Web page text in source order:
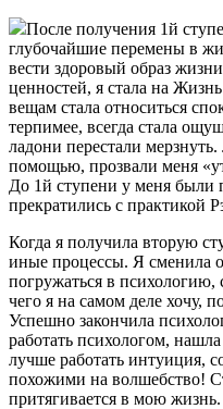
После получения 1й
глубочайшие перемены в
вести здоровый образ
ценностей, я стала на
вещам стала относиться
терпимее, всегда стала
ладони перестали
помощью, прозвали меня
До 1й ступени у меня
прекратились с практикой
Когда я получила вторую
иные процессы. Я сменила
погружаться в психологию,
чего я на самом деле хочу,
Успешно закончила
работать психологом,
лучше работать интуиция,
похожими на волшебство!
притягивается в мою жизнь.